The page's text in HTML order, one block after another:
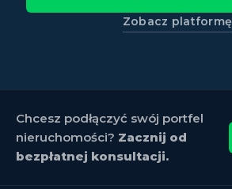
Zobacz platformę
Chcesz podłączyć swój portfel
nieruchomości? Zacznij od
bezpłatnej konsultacji.